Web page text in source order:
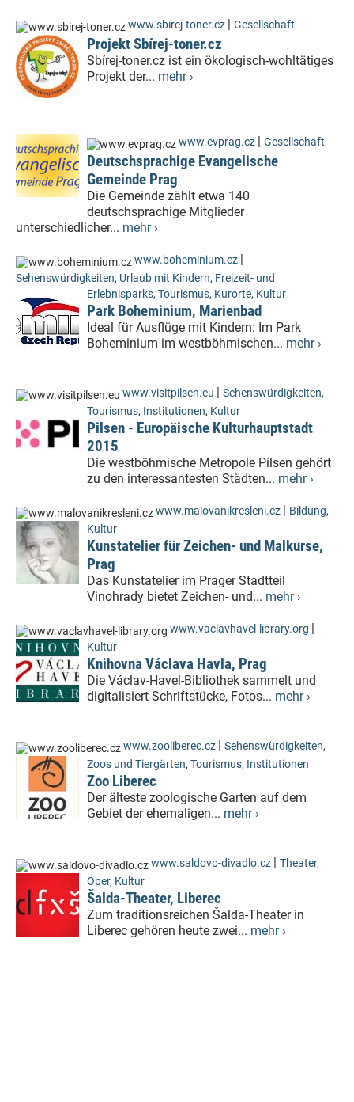
www.sbirej-toner.cz | Gesellschaft
Projekt Sbírej-toner.cz
Sbírej-toner.cz ist ein ökologisch-wohltätiges
Projekt der... mehr ›
www.evprag.cz | Gesellschaft
Deutschsprachige Evangelische
Gemeinde Prag
Die Gemeinde zählt etwa 140
deutschsprachige Mitglieder
unterschiedlicher... mehr ›
www.boheminium.cz |
Sehenswürdigkeiten, Urlaub mit Kindern, Freizeit- und
Erlebnisparks, Tourismus, Kurorte, Kultur
Park Boheminium, Marienbad
Ideal für Ausflüge mit Kindern: Im Park
Boheminium im westböhmischen... mehr ›
www.visitpilsen.eu | Sehenswürdigkeiten,
Tourismus, Institutionen, Kultur
Pilsen - Europäische Kulturhauptstadt
2015
Die westböhmische Metropole Pilsen gehört
zu den interessantesten Städten... mehr ›
www.malovanikresleni.cz | Bildung,
Kultur
Kunstatelier für Zeichen- und Malkurse,
Prag
Das Kunstatelier im Prager Stadtteil
Vinohrady bietet Zeichen- und... mehr ›
www.vaclavhavel-library.org |
Kultur
Knihovna Václava Havla, Prag
Die Václav-Havel-Bibliothek sammelt und
digitalisiert Schriftstücke, Fotos... mehr ›
www.zooliberec.cz | Sehenswürdigkeiten,
Zoos und Tiergärten, Tourismus, Institutionen
Zoo Liberec
Der älteste zoologische Garten auf dem
Gebiet der ehemaligen... mehr ›
www.saldovo-divadlo.cz | Theater,
Oper, Kultur
Šalda-Theater, Liberec
Zum traditionsreichen Šalda-Theater in
Liberec gehören heute zwei... mehr ›